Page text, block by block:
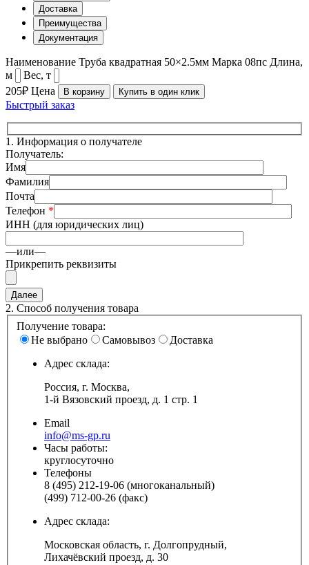
Доставка
Преимущества
Документация
Наименование Труба квадратная 50×2.5мм Марка 08пс Длина,
м
Вес, т
205₽ Цена В корзину Купить в один клик
Быстрый заказ
1. Информация о получателе
Получатель:
Имя
Фамилия
Почта
Телефон *
ИНН (для юридических лиц)
—или—
Прикрепить реквизиты
2. Способ получения товара
Получение товара:
Не выбрано
Самовывоз
Доставка
Адрес склада:
Россия, г. Москва,
1-й Вязовский проезд, д. 1 стр. 1
Email
info@ms-gp.ru
Часы работы:
круглосуточно
Телефоны
8 (495) 212-19-06 (многоканальный)
(499) 712-00-26 (факс)
Адрес склада:
Московская область, г. Долгопрудный,
Лихачёвский проезд, д. 30